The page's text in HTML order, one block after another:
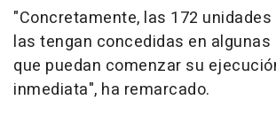
"Concretamente, las 172
las tengan concedidas en
que puedan comenzar su
inmediata", ha remarcado.